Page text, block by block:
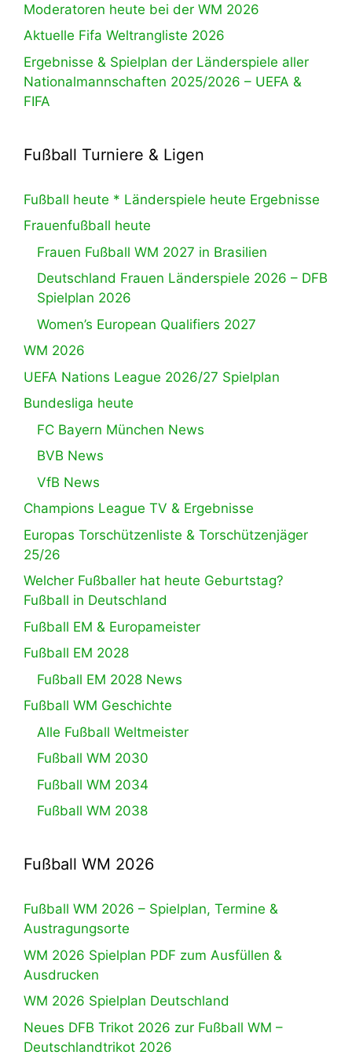
Moderatoren heute bei der WM 2026
Aktuelle Fifa Weltrangliste 2026
Ergebnisse & Spielplan der Länderspiele aller
Nationalmannschaften 2025/2026 – UEFA &
FIFA
Fußball Turniere & Ligen
Fußball heute * Länderspiele heute Ergebnisse
Frauenfußball heute
Frauen Fußball WM 2027 in Brasilien
Deutschland Frauen Länderspiele 2026 – DFB
Spielplan 2026
Women’s European Qualifiers 2027
WM 2026
UEFA Nations League 2026/27 Spielplan
Bundesliga heute
FC Bayern München News
BVB News
VfB News
Champions League TV & Ergebnisse
Europas Torschützenliste & Torschützenjäger
25/26
Welcher Fußballer hat heute Geburtstag?
Fußball in Deutschland
Fußball EM & Europameister
Fußball EM 2028
Fußball EM 2028 News
Fußball WM Geschichte
Alle Fußball Weltmeister
Fußball WM 2030
Fußball WM 2034
Fußball WM 2038
Fußball WM 2026
Fußball WM 2026 – Spielplan, Termine &
Austragungsorte
WM 2026 Spielplan PDF zum Ausfüllen &
Ausdrucken
WM 2026 Spielplan Deutschland
Neues DFB Trikot 2026 zur Fußball WM –
Deutschlandtrikot 2026